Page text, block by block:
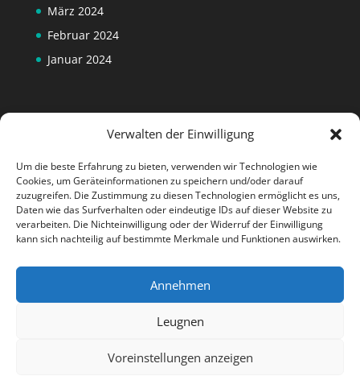
Verwalten der Einwilligung
Um die beste Erfahrung zu bieten, verwenden wir Technologien wie
Cookies, um Geräteinformationen zu speichern und/oder darauf
zuzugreifen. Die Zustimmung zu diesen Technologien ermöglicht es uns,
Daten wie das Surfverhalten oder eindeutige IDs auf dieser Website zu
verarbeiten. Die Nichteinwilligung oder der Widerruf der Einwilligung
kann sich nachteilig auf bestimmte Merkmale und Funktionen auswirken.
Annehmen
Leugnen
Voreinstellungen anzeigen
März 2024
Februar 2024
Januar 2024
Elegant Themes